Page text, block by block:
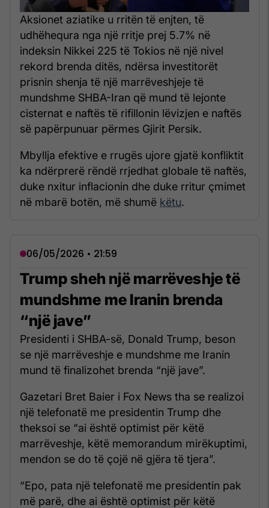
Aksionet aziatike u rritën të enjten, të
udhëhequra nga një rritje prej 5.7% në
indeksin Nikkei 225 të Tokios në një nivel
rekord brenda ditës, ndërsa investitorët
prisnin shenja të një marrëveshjeje të
mundshme SHBA-Iran që mund të lejonte
cisternat e naftës të rifillonin lëvizjen e naftës
së papërpunuar përmes Gjirit Persik.
Mbyllja efektive e rrugës ujore gjatë konfliktit
ka ndërprerë rëndë rrjedhat globale të naftës,
duke nxitur inflacionin dhe duke rritur çmimet
në mbarë botën, më shumë këtu.
06/05/2026 • 21:59
Trump sheh një marrëveshje të
mundshme me Iranin brenda
“një jave”
Presidenti i SHBA-së, Donald Trump, beson
se një marrëveshje e mundshme me Iranin
mund të finalizohet brenda “një jave”.
Gazetari Bret Baier i Fox News tha se realizoi
një telefonatë me presidentin Trump dhe
theksoi se “ai është optimist për këtë
marrëveshje, këtë memorandum mirëkuptimi,
mendon se do të çojë në gjëra të tjera”.
“Epo, pata një telefonatë me presidentin pak
më parë, dhe ai është optimist për këtë